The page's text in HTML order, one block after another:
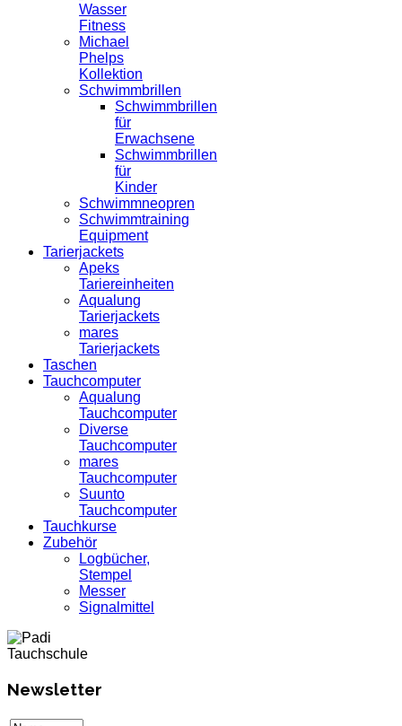
Wasser
Fitness
Michael
Phelps
Kollektion
Schwimmbrillen
Schwimmbrillen
für
Erwachsene
Schwimmbrillen
für
Kinder
Schwimmneopren
Schwimmtraining
Equipment
Tarierjackets
Apeks
Tariereinheiten
Aqualung
Tarierjackets
mares
Tarierjackets
Taschen
Tauchcomputer
Aqualung
Tauchcomputer
Diverse
Tauchcomputer
mares
Tauchcomputer
Suunto
Tauchcomputer
Tauchkurse
Zubehör
Logbücher,
Stempel
Messer
Signalmittel
Newsletter